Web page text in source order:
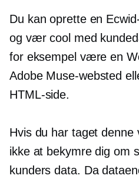
Du kan oprette en
og vær cool med
for eksempel være en
Adobe Muse-websted
HTML-side.
Hvis du har taget denne
ikke at bekymre dig om
kunders data. Da